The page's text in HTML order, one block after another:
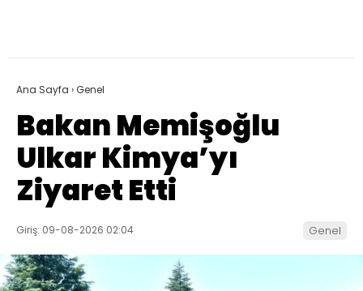
Ana Sayfa ›Genel
Bakan Memişoğlu
Ulkar Kimya’yı
Ziyaret Etti
Giriş: 09-08-2026 02:04 Genel